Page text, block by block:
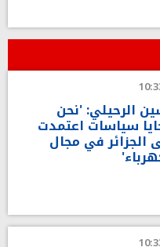
الرحيلي: 'نحن
سياسات اعتمدت
الجزائر في مجال